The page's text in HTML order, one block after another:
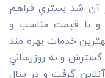
آن شد بستري فراهم
و با قيمت مناسب و
خدمات بهره مند
و به روزرساني
گرفت و در سال